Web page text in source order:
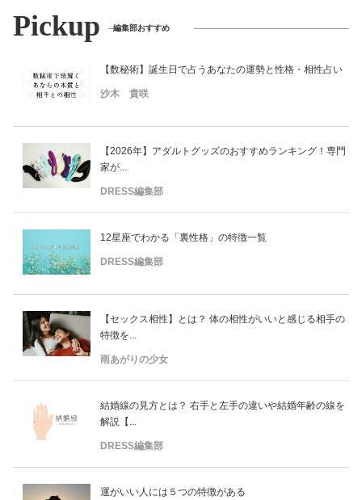
Pickup 編集部おすすめ
【数秘術】誕生日で占うあなたの運勢と性格・相性占い
沙木 貴咲
【2026年】アダルトグッズのおすすめランキング！専門
家が...
DRESS編集部
12星座でわかる「裏性格」の特徴一覧
DRESS編集部
【セックス相性】とは？ 体の相性がいいと感じる相手の
特徴を...
雨あがりの少女
結婚線の見方とは？ 右手と左手の違いや結婚年齢の線を
解説【...
DRESS編集部
運がいい人には５つの特徴がある